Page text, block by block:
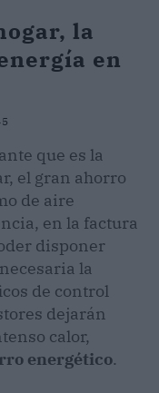
la
en
que es la
el gran ahorro
de aire
en la factura
disponer
la
de control
dejarán
calor,
energético.